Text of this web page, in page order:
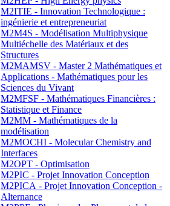
M2ITIE - Innovation Technologique :
ingénierie et entrepreneuriat
M2M4S - Modélisation Multiphysique
Multiéchelle des Matériaux et des
Structures
M2MAMSV - Master 2 Mathématiques et
Applications - Mathématiques pour les
Sciences du Vivant
M2MFSF - Mathématiques Financières :
Statistique et Finance
M2MM - Mathématiques de la
modélisation
M2MOCHI - Molecular Chemistry and
Interfaces
M2OPT - Optimisation
M2PIC - Projet Innovation Conception
M2PICA - Projet Innovation Conception -
Alternance